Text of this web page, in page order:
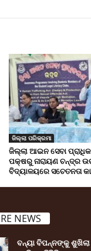
ଜିଲ୍ଲା ପରିକ୍ରମା
ଜିଲ୍ଲା ଆଇନ ସେବା
ପକ୍ଷରୁ ନାରାୟଣ ଚନ୍ଦ୍ର
ବିଦ୍ୟାଳୟରେ ସଚେତନତା
NEWS
ବନ୍ୟା ବିପନ୍ନଙ୍କୁ